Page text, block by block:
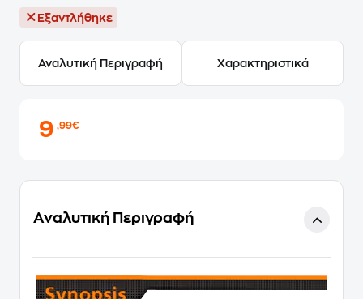
Εξαντλήθηκε
Αναλυτική Περιγραφή Χαρακτηριστικά
9,99€
Αναλυτική Περιγραφή